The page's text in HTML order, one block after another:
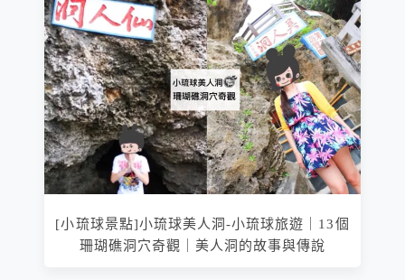
[小琉球景點]小琉球美人洞-小琉球旅遊｜13個
珊瑚礁洞穴奇觀｜美人洞的故事與傳說